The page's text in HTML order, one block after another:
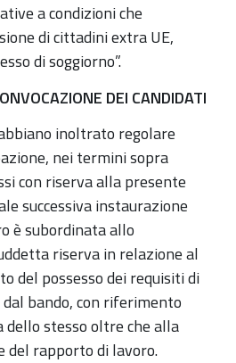
a condizioni che
di cittadini extra UE,
di soggiorno”.
DEI CANDIDATI
inoltrato regolare
nei termini sopra
con riserva alla presente
successiva instaurazione
è subordinata allo
riserva in relazione al
del possesso dei requisiti di
bando, con riferimento
dello stesso oltre che alla
del rapporto di lavoro.